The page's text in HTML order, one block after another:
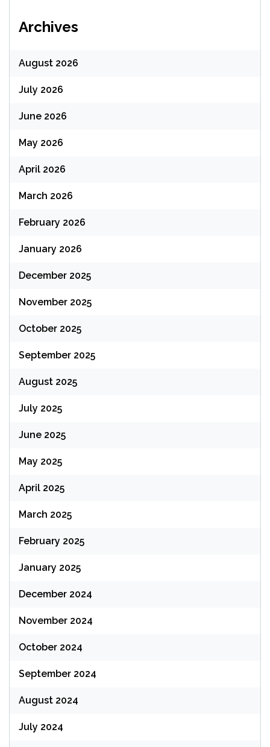
Archives
August 2026
July 2026
June 2026
May 2026
April 2026
March 2026
February 2026
January 2026
December 2025
November 2025
October 2025
September 2025
August 2025
July 2025
June 2025
May 2025
April 2025
March 2025
February 2025
January 2025
December 2024
November 2024
October 2024
September 2024
August 2024
July 2024